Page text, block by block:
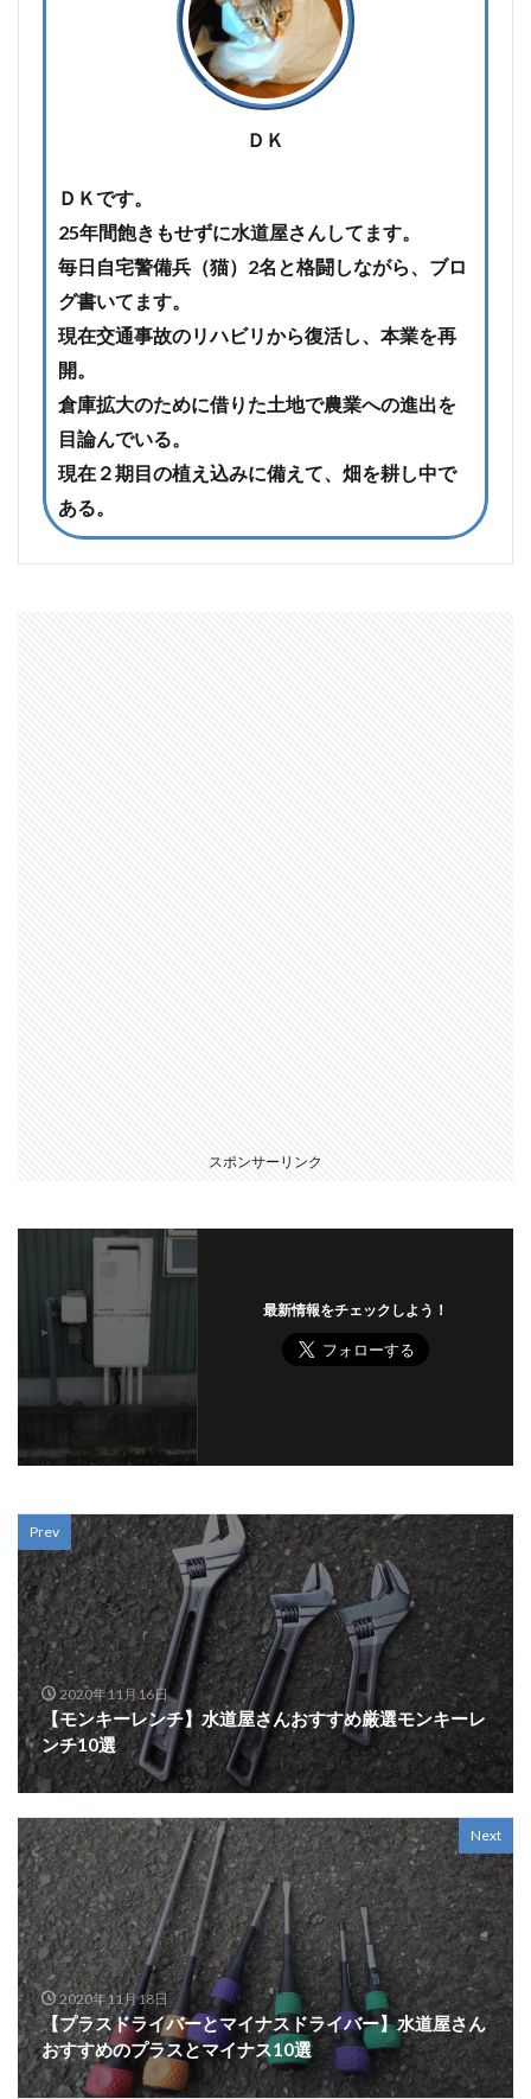
ＤＫ
ＤＫです。
25年間飽きもせずに水道屋さんしてます。
毎日自宅警備兵（猫）2名と格闘しながら、ブロ
グ書いてます。
現在交通事故のリハビリから復活し、本業を再
開。
倉庫拡大のために借りた土地で農業への進出を
目論んでいる。
現在２期目の植え込みに備えて、畑を耕し中で
ある。
スポンサーリンク
最新情報をチェックしよう！
Prev
2020年11月16日
【モンキーレンチ】水道屋さんおすすめ厳選モンキーレ
ンチ10選
Next
2020年11月18日
【プラスドライバーとマイナスドライバー】水道屋さん
おすすめのプラスとマイナス10選